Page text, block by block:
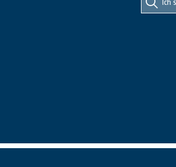
nach::
nach: